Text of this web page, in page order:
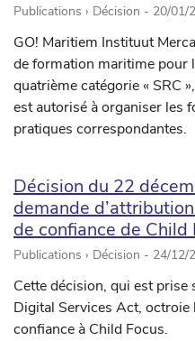
Publications › Décision - 20/01/
GO! Maritiem Instituut
de formation maritime pour
quatrième catégorie « SRC
est autorisé à organiser les
pratiques correspondantes.
Décision du 22
demande
de confiance de Child
Publications › Décision - 24/12/
Cette décision, qui est prise
Digital Services Act, octroie
confiance à Child Focus.